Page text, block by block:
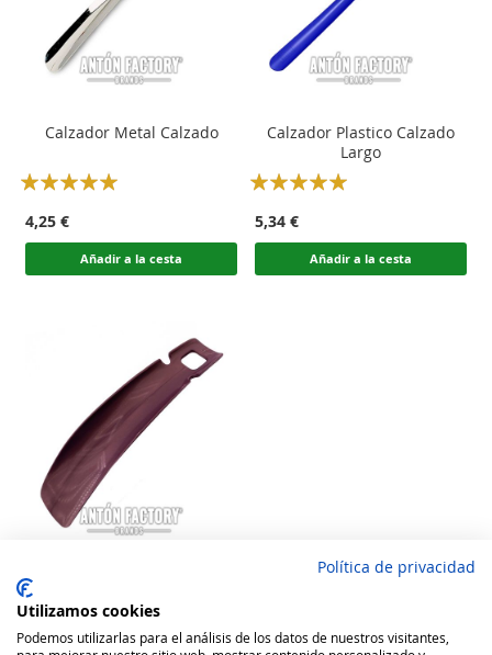
Calzador Metal Calzado
Rating:
4,25 €
Añadir a la cesta
Calzador Plastico Calzado
Largo
Rating:
5,34 €
Añadir a la cesta
Corto
Rating:
Política de privacidad
Utilizamos cookies
Podemos utilizarlas para el análisis de los datos de nuestros visitantes,